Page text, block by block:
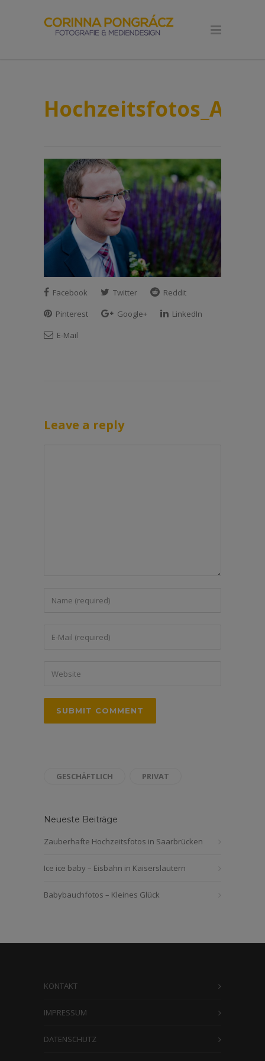
Facebook Twitter
Reddit
Pinterest
Google+
LinkedIn
E-Mail
Leave a reply
GESCHÄFTLICH PRIVAT
Neueste Beiträge
Zauberhafte Hochzeitsfotos in Saarbrücken
Ice ice baby – Eisbahn in Kaiserslautern
Babybauchfotos – Kleines Glück
KONTAKT
IMPRESSUM
DATENSCHUTZ